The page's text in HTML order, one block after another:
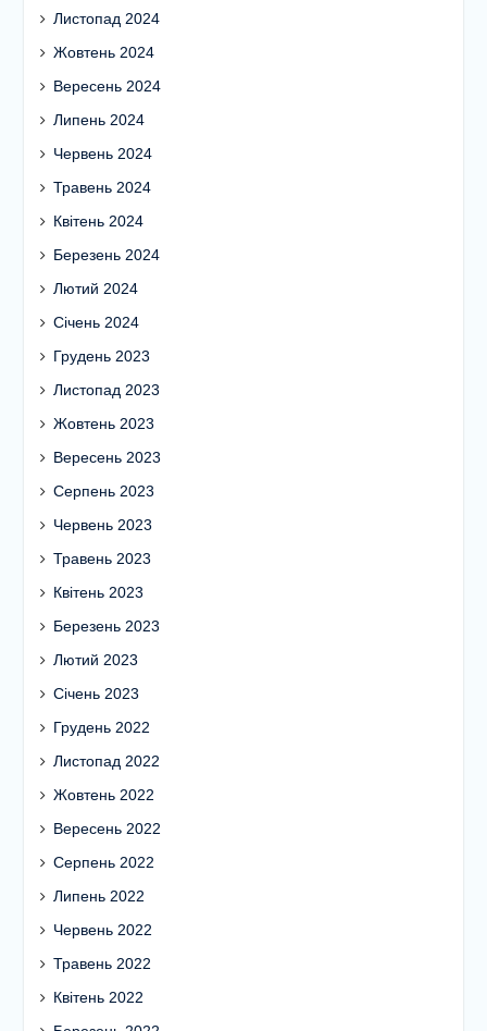
Листопад 2024
Жовтень 2024
Вересень 2024
Липень 2024
Червень 2024
Травень 2024
Квітень 2024
Березень 2024
Лютий 2024
Січень 2024
Грудень 2023
Листопад 2023
Жовтень 2023
Вересень 2023
Серпень 2023
Червень 2023
Травень 2023
Квітень 2023
Березень 2023
Лютий 2023
Січень 2023
Грудень 2022
Листопад 2022
Жовтень 2022
Вересень 2022
Серпень 2022
Липень 2022
Червень 2022
Травень 2022
Квітень 2022